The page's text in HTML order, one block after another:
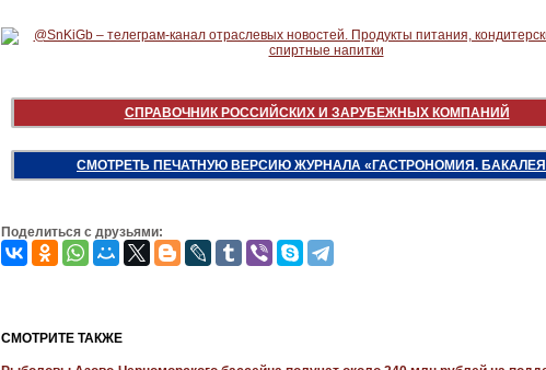
СПРАВОЧНИК РОССИЙСКИХ И ЗАРУБЕЖНЫХ КОМПАНИЙ
СМОТРЕТЬ ПЕЧАТНУЮ ВЕРСИЮ ЖУРНАЛА «ГАСТРОНОМИЯ.
Поделиться с друзьями:
CМОТРИТЕ ТАКЖЕ